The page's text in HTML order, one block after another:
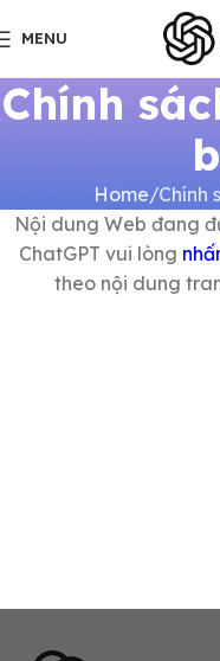
MENU
Chính
Home Chính
Nội dung Web đang
ChatGPT vui lòng
theo nội dung